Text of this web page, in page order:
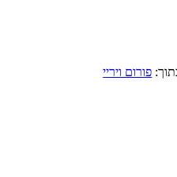
פורום ויריי